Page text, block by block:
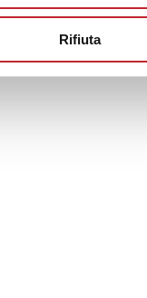
Rifiuta
189678